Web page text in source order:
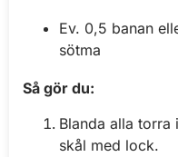
Ev. 0,5 banan
sötma
Så gör du:
Blanda alla torra
skål med lock.